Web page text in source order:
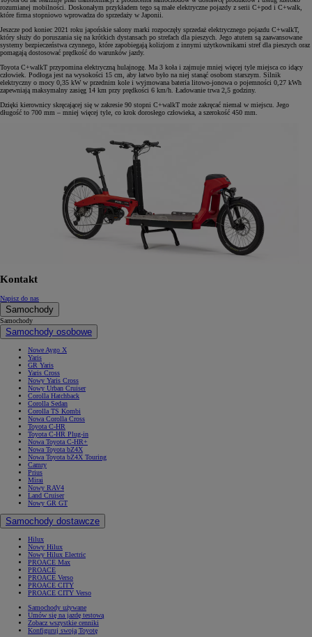
rozumianej mobilności. Doskonałym przykładem tego są małe elektryczne pojazdy z serii C+pod i C+walk,
które firma stopniowo wprowadza do sprzedaży w Japonii.
Jeszcze pod koniec 2021 roku japońskie salony marki rozpoczęły sprzedaż elektrycznego pojazdu C+walkT,
który służy do poruszania się na krótkich dystansach po strefach dla pieszych. Jego atutem są zaawansowane
systemy bezpieczeństwa czynnego, które zapobiegają kolizjom z innymi użytkownikami stref dla pieszych oraz
pomagają dostosować prędkość do warunków jazdy.
Toyota C+walkT przypomina elektryczną hulajnogę. Ma 3 koła i zajmuje mniej więcej tyle miejsca co idący
człowiek. Podłoga jest na wysokości 15 cm, aby łatwo było na niej stanąć osobom starszym. Silnik
elektryczny o mocy 0,35 kW w przednim kole i wyjmowana bateria litowo-jonowa o pojemności 0,27 kWh
zapewniają maksymalny zasięg 14 km przy prędkości 6 km/h. Ładowanie trwa 2,5 godziny.
Dzięki kierownicy skręcającej się w zakresie 90 stopni C+walkT może zakręcać niemal w miejscu. Jego
długość to 700 mm – mniej więcej tyle, co krok dorosłego człowieka, a szerokość 450 mm.
Kontakt
Napisz do nas
Samochody
Samochody
Samochody osobowe
Nowe Aygo X
Yaris
GR Yaris
Yaris Cross
Nowy Yaris Cross
Nowy Urban Cruiser
Corolla Hatchback
Corolla Sedan
Corolla TS Kombi
Nowa Corolla Cross
Toyota C-HR
Toyota C-HR Plug-in
Nowa Toyota C-HR+
Nowa Toyota bZ4X
Nowa Toyota bZ4X Touring
Camry
Prius
Mirai
Nowy RAV4
Land Cruiser
Nowy GR GT
Samochody dostawcze
Hilux
Nowy Hilux
Nowy Hilux Electric
PROACE Max
PROACE
PROACE Verso
PROACE CITY
PROACE CITY Verso
Samochody używane
Umów się na jazdę testową
Zobacz wszystkie cenniki
Konfiguruj swoją Toyotę